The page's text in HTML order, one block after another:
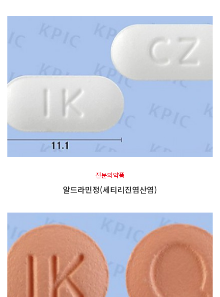
전문의약품
알드라민정(세티리진염산염)